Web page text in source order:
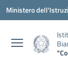
Vai ai contenuti
Vai al menu di
Vai al footer
Ministero